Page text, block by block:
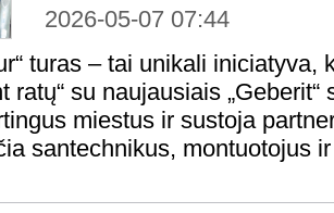
2026-05-07 07:44
turas – tai unikali
ratų“ su naujausiais
miestus ir sustoja
santechnikus, montuotojus